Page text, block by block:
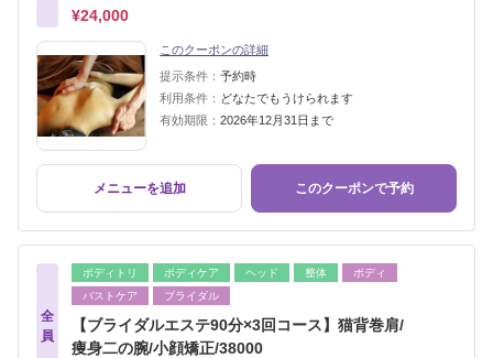
¥24,000
このクーポンの詳細
提示条件： 予約時
利用条件： どなたでもうけられます
有効期限： 2026年12月31日まで
メニューを追加 このクーポンで予約
全
員
ボディトリ ボディケア ヘッド 整体
ボディ
バストケア
ブライダル
【ブライダルエステ90分×3回コース】猫背巻肩/
痩身二の腕/小顔矯正/38000